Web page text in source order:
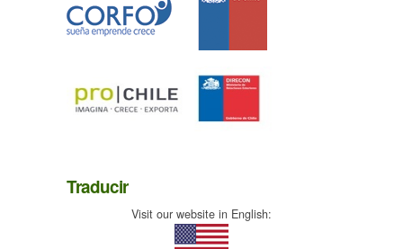
Traducir
Visit our website in English: